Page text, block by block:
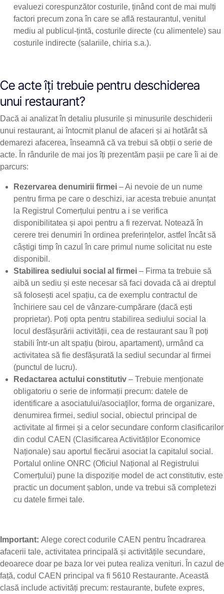
evaluezi corespunzător costurile, ținând cont de mai mulți
factori precum zona în care se află restaurantul, venitul
mediu al publicul-țintă, costurile directe (cu alimentele) sau
costurile indirecte (salariile, chiria s.a.).
Ce acte îți trebuie pentru deschiderea
unui restaurant?
Dacă ai analizat în detaliu plusurile și minusurile deschiderii
unui restaurant, ai întocmit planul de afaceri și ai hotărât să
demarezi afacerea, înseamnă că va trebui să obții o serie de
acte. În rândurile de mai jos îți prezentăm pașii pe care îi ai de
parcurs:
Rezervarea denumirii firmei – Ai nevoie de un nume
pentru firma pe care o deschizi, iar acesta trebuie anunțat
la Registrul Comerțului pentru a i se verifica
disponibilitatea și apoi pentru a fi rezervat. Notează în
cerere trei denumiri în ordinea preferințelor, astfel încât să
câștigi timp în cazul în care primul nume solicitat nu este
disponibil.
Stabilirea sediului social al firmei– Firma ta trebuie să
aibă un sediu și este necesar să faci dovada că ai dreptul
să folosești acel spațiu, ca de exemplu contractul de
închiriere sau cel de vânzare-cumpărare (dacă ești
proprietar). Poți opta pentru stabilirea sediului social la
locul desfășurării activității, cea de restaurant sau îl poți
stabili într-un alt spațiu (birou, apartament), urmând ca
activitatea să fie desfășurată la sediul secundar al firmei
(punctul de lucru).
Redactarea actului constitutiv– Trebuie menționate
obligatoriu o serie de informații precum: datele de
identificare a asociatului/asociaţilor, forma de organizare,
denumirea firmei, sediul social, obiectul principal de
activitate al firmei și a celor secundare conform clasificarilor
din codul CAEN (Clasificarea Activităților Economice
Naționale) sau aportul fiecărui asociat la capitalul social.
Portalul online ONRC (Oficiul Național al Registrului
Comerțului) pune la dispoziție model de act constitutiv, este
practic un document șablon, unde va trebui să completezi
cu datele firmei tale.
Important: Alege corect codurile CAEN pentru încadrarea
afacerii tale, activitatea principală și activitățile secundare,
deoarece doar pe baza lor vei putea realiza venituri. În cazul de
față, codul CAEN principal va fi 5610 Restaurante. Această
clasă include activități precum: restaurante, bufete expres,